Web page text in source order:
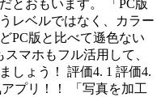
とおもいます。 「PC版
レベルではなく、カラー
PC版と比べて遜色ない
マホもフル活用して、
しょう！ 評価4. 1 評価4.
アプリ！！ 「写真を加工